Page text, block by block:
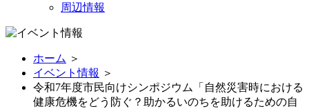
周辺情報
ホーム ＞
イベント情報 ＞
令和7年度市民向けシンポジウム「自然災害時における
健康危機をどう防ぐ？助かるいのちを助けるための自